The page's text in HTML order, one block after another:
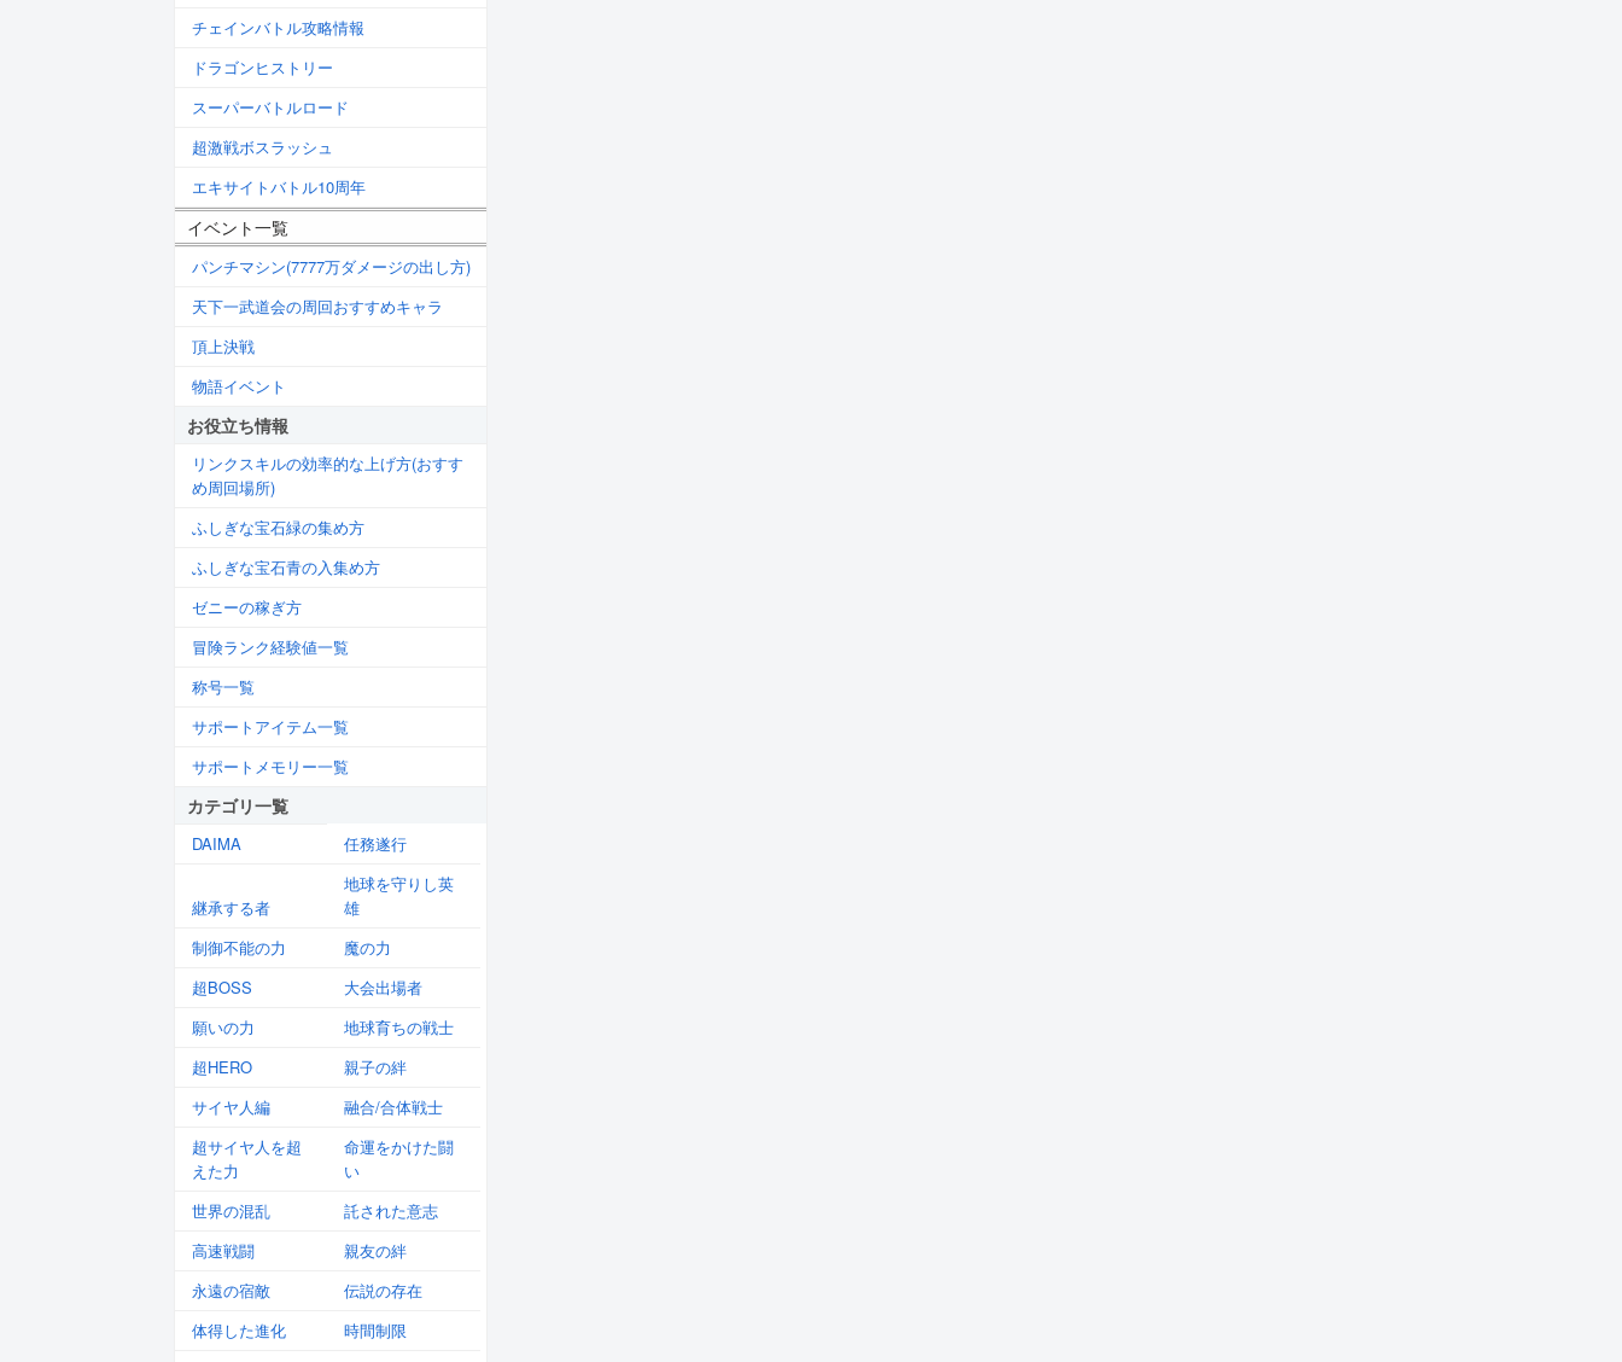
チェインバトル攻略情報
ドラゴンヒストリー
スーパーバトルロード
超激戦ボスラッシュ
エキサイトバトル10周年
イベント一覧
パンチマシン(7777万ダメージの出し方)
天下一武道会の周回おすすめキャラ
頂上決戦
物語イベント
お役立ち情報
リンクスキルの効率的な上げ方(おすす
め周回場所)
ふしぎな宝石緑の集め方
ふしぎな宝石青の入集め方
ゼニーの稼ぎ方
冒険ランク経験値一覧
称号一覧
サポートアイテム一覧
サポートメモリー一覧
カテゴリ一覧
DAIMA 任務遂行
継承する者
地球を守りし英
雄
制御不能の力
魔の力
超BOSS
大会出場者
願いの力
地球育ちの戦士
超HERO
親子の絆
サイヤ人編
融合/合体戦士
超サイヤ人を超
えた力
命運をかけた闘
い
世界の混乱
託された意志
高速戦闘
親友の絆
永遠の宿敵
伝説の存在
体得した進化
時間制限